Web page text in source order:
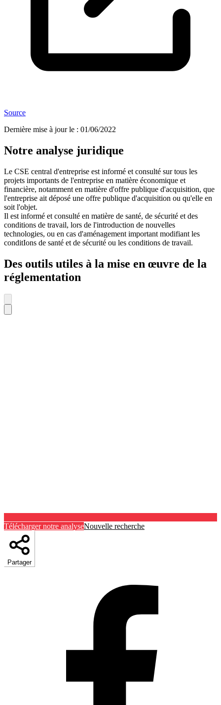
Source
Dernière mise à jour le : 01/06/2022
Notre analyse juridique
Le CSE central d'entreprise est informé et consulté sur tous les
projets importants de l'entreprise en matière économique et
financière, notamment en matière d'offre publique d'acquisition, que
l'entreprise ait déposé une offre publique d'acquisition ou qu'elle en
soit l'objet.
Il est informé et consulté en matière de santé, de sécurité et des
conditions de travail, lors de l'introduction de nouvelles
technologies, ou en cas d'aménagement important modifiant les
conditIons de santé et de sécurité ou les conditions de travail.
Des outils utiles à la mise en œuvre de la
réglementation
Télécharger notre analyseNouvelle recherche
Partager